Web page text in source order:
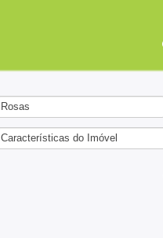
Rosas
Características do Imóvel